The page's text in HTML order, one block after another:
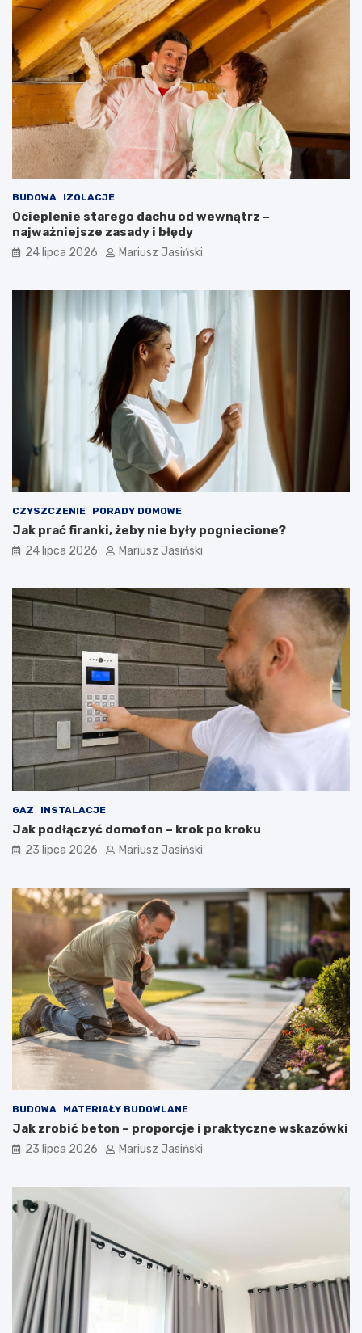
BUDOWA IZOLACJE
Ocieplenie starego dachu od wewnątrz –
najważniejsze zasady i błędy
24 lipca 2026 Mariusz Jasiński
CZYSZCZENIE PORADY DOMOWE
Jak prać firanki, żeby nie były pogniecione?
24 lipca 2026 Mariusz Jasiński
GAZ INSTALACJE
Jak podłączyć domofon – krok po kroku
23 lipca 2026 Mariusz Jasiński
BUDOWA MATERIAŁY BUDOWLANE
Jak zrobić beton – proporcje i praktyczne wskazówki
23 lipca 2026 Mariusz Jasiński